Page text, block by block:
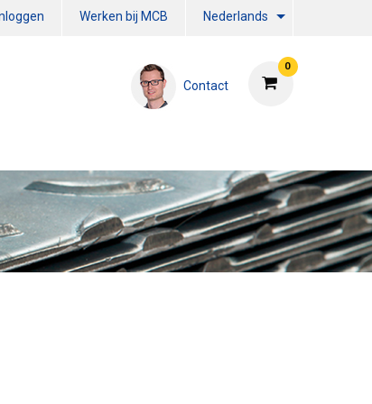
Werken bij MCB Nederlands
0
Contact